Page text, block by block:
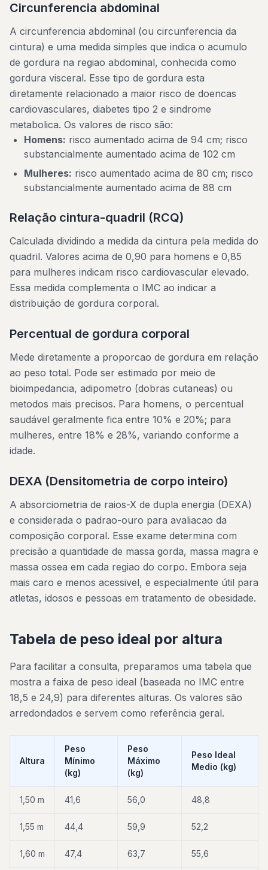
Circunferencia abdominal
A circunferencia abdominal (ou circunferencia da
cintura) e uma medida simples que indica o acumulo
de gordura na regiao abdominal, conhecida como
gordura visceral. Esse tipo de gordura esta
diretamente relacionado a maior risco de doencas
cardiovasculares, diabetes tipo 2 e sindrome
metabolica. Os valores de risco são:
Homens: risco aumentado acima de 94 cm; risco
substancialmente aumentado acima de 102 cm
Mulheres: risco aumentado acima de 80 cm; risco
substancialmente aumentado acima de 88 cm
Relação cintura-quadril (RCQ)
Calculada dividindo a medida da cintura pela medida do
quadril. Valores acima de 0,90 para homens e 0,85
para mulheres indicam risco cardiovascular elevado.
Essa medida complementa o IMC ao indicar a
distribuição de gordura corporal.
Percentual de gordura corporal
Mede diretamente a proporcao de gordura em relação
ao peso total. Pode ser estimado por meio de
bioimpedancia, adipometro (dobras cutaneas) ou
metodos mais precisos. Para homens, o percentual
saudável geralmente fica entre 10% e 20%; para
mulheres, entre 18% e 28%, variando conforme a
idade.
DEXA (Densitometria de corpo inteiro)
A absorciometria de raios-X de dupla energia (DEXA)
e considerada o padrao-ouro para avaliacao da
composição corporal. Esse exame determina com
precisão a quantidade de massa gorda, massa magra e
massa ossea em cada regiao do corpo. Embora seja
mais caro e menos acessivel, e especialmente útil para
atletas, idosos e pessoas em tratamento de obesidade.
Tabela de peso ideal por altura
Para facilitar a consulta, preparamos uma tabela que
mostra a faixa de peso ideal (baseada no IMC entre
18,5 e 24,9) para diferentes alturas. Os valores são
arredondados e servem como referência geral.
Altura
Peso
Mínimo
(kg)
Peso
Máximo
(kg)
Peso Ideal
Medio (kg)
1,50 m 41,6 56,0 48,8
1,55 m 44,4 59,9 52,2
1,60 m 47,4 63,7 55,6